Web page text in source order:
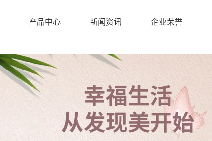
产品中心 新闻资讯 企业荣誉